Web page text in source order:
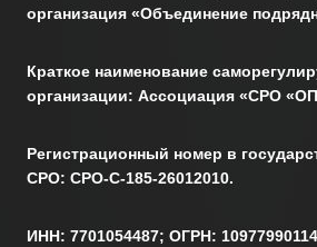
организация «Объединение
Краткое наименование
организации: Ассоциация «СРО
Регистрационный номер в
СРО: СРО-С-185-26012010.
ИНН: 7701054487; ОГРН: